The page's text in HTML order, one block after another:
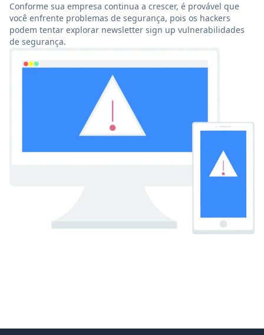
Conforme sua empresa continua a crescer, é provável que
você enfrente problemas de segurança, pois os hackers
podem tentar explorar newsletter sign up vulnerabilidades
de segurança.